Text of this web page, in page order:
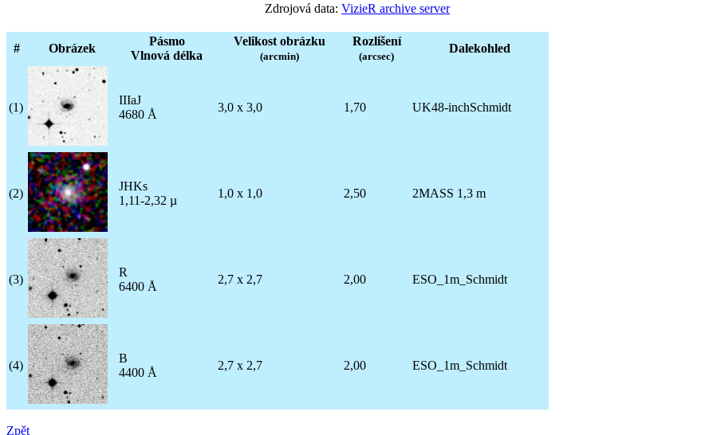
Zdrojová data: VizieR archive server
# Obrázek
Pásmo
Vlnová délka
Velikost obrázku
(arcmin)
Rozlišení
(arcsec)
Dalekohled
(1)
IIIaJ
4680 Å
3,0 x 3,0 1,70 UK48-inchSchmidt
(2)
JHKs
1,11-2,32 µ
1,0 x 1,0 2,50 2MASS 1,3 m
(3)
R
6400 Å
2,7 x 2,7 2,00 ESO_1m_Schmidt
(4)
B
4400 Å
2,7 x 2,7 2,00 ESO_1m_Schmidt
Zpět